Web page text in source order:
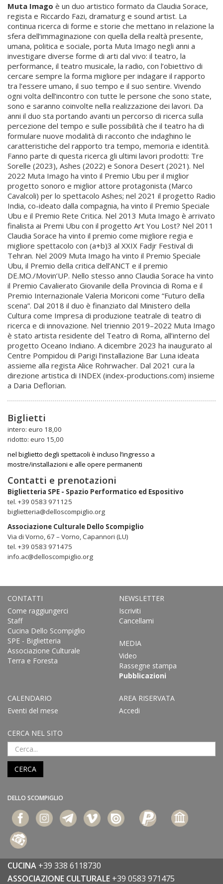
Muta Imago è un duo artistico formato da Claudia Sorace,
regista e Riccardo Fazi, dramaturg e sound artist. La
continua ricerca di forme e storie che mettano in relazione la
sfera dell’immaginazione con quella della realtà presente,
umana, politica e sociale, porta Muta Imago negli anni a
investigare diverse forme di arti dal vivo: il teatro, la
performance, il teatro musicale, la radio, con l’obiettivo di
cercare sempre la forma migliore per indagare il rapporto
tra l’essere umano, il suo tempo e il suo sentire. Vivendo
ogni volta dell’incontro con tutte le persone che sono state,
sono e saranno coinvolte nella realizzazione dei lavori. Da
anni il duo sta portando avanti un percorso di ricerca sulla
percezione del tempo e sulle possibilità che il teatro ha di
formulare nuove modalità di racconto che indaghino le
caratteristiche del rapporto tra tempo, memoria e identità.
Fanno parte di questa ricerca gli ultimi lavori prodotti: Tre
Sorelle (2023), Ashes (2022) e Sonora Desert (2021). Nel
2022 Muta Imago ha vinto il Premio Ubu per il miglior
progetto sonoro e miglior attore protagonista (Marco
Cavalcoli) per lo spettacolo Ashes; nel 2021 il progetto Radio
India, co-ideato dalla compagnia, ha vinto il Premio Speciale
Ubu e il Premio Rete Critica. Nel 2013 Muta Imago è arrivato
finalista ai Premi Ubu con il progetto Art You Lost? Nel 2011
Claudia Sorace ha vinto il premio come migliore regia e
migliore spettacolo con (a+b)3 al XXIX Fadjr Festival di
Tehran. Nel 2009 Muta Imago ha vinto il Premio Speciale
Ubu, il Premio della critica dell’ANCT e il premio
DE.MO./Movin’UP. Nello stesso anno Claudia Sorace ha vinto
il Premio Cavalierato Giovanile della Provincia di Roma e il
Premio Internazionale Valeria Moriconi come “Futuro della
scena”. Dal 2018 il duo è finanziato dal Ministero della
Cultura come Impresa di produzione teatrale di teatro di
ricerca e di innovazione. Nel triennio 2019–2022 Muta Imago
è stato artista residente del Teatro di Roma, all’interno del
progetto Oceano Indiano. A dicembre 2023 ha inaugurato al
Centre Pompidou di Parigi l’installazione Bar Luna ideata
assieme alla regista Alice Rohrwacher. Dal 2021 cura la
direzione artistica di INDEX (index-productions.com) insieme
a Daria Deflorian.
Biglietti
intero: euro 18,00
ridotto: euro 15,00
nel biglietto degli spettacoli è incluso l’ingresso a
mostre/installazioni e alle opere permanenti
Contatti e prenotazioni
Biglietteria SPE - Spazio Performatico ed Espositivo
tel. +39 0583 971125
biglietteria@delloscompiglio.org
Associazione Culturale Dello Scompiglio
Via di Vorno, 67 – Vorno, Capannori (LU)
tel. +39 0583 971475
info.ac@delloscompiglio.org
CONTATTI
Come raggiungerci
Staff
Cucina Dello Scompiglio
SPE - Biglietteria
Associazione Culturale
Terra e Foresta
NEWSLETTER
Iscriviti
Cancellami
MEDIA
Video
Rassegne stampa
Pubblicazioni
CALENDARIO
Eventi del mese
AREA RISERVATA
Accedi
CERCA NEL SITO
CERCA
DELLO SCOMPIGLIO
CUCINA +39 338 6118730
ASSOCIAZIONE CULTURALE +39 0583 971475